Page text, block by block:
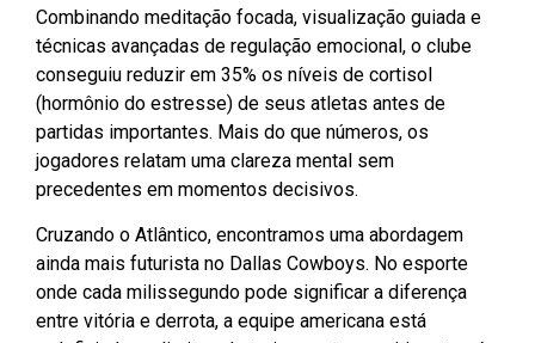
Combinando meditação focada, visualização guiada e
técnicas avançadas de regulação emocional, o clube
conseguiu reduzir em 35% os níveis de cortisol
(hormônio do estresse) de seus atletas antes de
partidas importantes. Mais do que números, os
jogadores relatam uma clareza mental sem
precedentes em momentos decisivos.
Cruzando o Atlântico, encontramos uma abordagem
ainda mais futurista no Dallas Cowboys. No esporte
onde cada milissegundo pode significar a diferença
entre vitória e derrota, a equipe americana está